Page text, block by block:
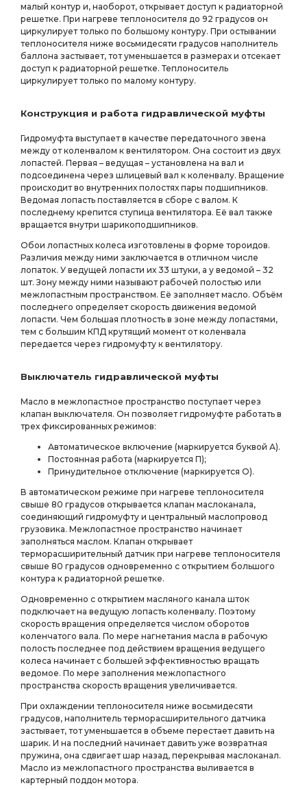
малый контур и, наоборот, открывает доступ к радиаторной
решетке. При нагреве теплоносителя до 92 градусов он
циркулирует только по большому контуру. При остывании
теплоносителя ниже восьмидесяти градусов наполнитель
баллона застывает, тот уменьшается в размерах и отсекает
доступ к радиаторной решетке. Теплоноситель
циркулирует только по малому контуру.
Конструкция и работа гидравлической муфты
Гидромуфта выступает в качестве передаточного звена
между от коленвалом к вентилятором. Она состоит из двух
лопастей. Первая – ведущая – установлена на вал и
подсоединена через шлицевый вал к коленвалу. Вращение
происходит во внутренних полостях пары подшипников.
Ведомая лопасть поставляется в сборе с валом. К
последнему крепится ступица вентилятора. Её вал также
вращается внутри шарикоподшипников.
Обои лопастных колеса изготовлены в форме тороидов.
Различия между ними заключается в отличном числе
лопаток. У ведущей лопасти их 33 штуки, а у ведомой – 32
шт. Зону между ними называют рабочей полостью или
межлопастным пространством. Её заполняет масло. Объём
последнего определяет скорость движения ведомой
лопасти. Чем большая плотность в зоне между лопастями,
тем с большим КПД крутящий момент от коленвала
передается через гидромуфту к вентилятору.
Выключатель гидравлической муфты
Масло в межлопастное пространство поступает через
клапан выключателя. Он позволяет гидромуфте работать в
трех фиксированных режимов:
Автоматическое включение (маркируется буквой А).
Постоянная работа (маркируется П);
Принудительное отключение (маркируется О).
В автоматическом режиме при нагреве теплоносителя
свыше 80 градусов открывается клапан маслоканала,
соединяющий гидромуфту и центральный маслопровод
грузовика. Межлопастное пространство начинает
заполняться маслом. Клапан открывает
терморасширительный датчик при нагреве теплоносителя
свыше 80 градусов одновременно с открытием большого
контура к радиаторной решетке.
Одновременно с открытием масляного канала шток
подключает на ведущую лопасть коленвалу. Поэтому
скорость вращения определяется числом оборотов
коленчатого вала. По мере нагнетания масла в рабочую
полость последнее под действием вращения ведущего
колеса начинает с большей эффективностью вращать
ведомое. По мере заполнения межлопастного
пространства скорость вращения увеличивается.
При охлаждении теплоносителя ниже восьмидесяти
градусов, наполнитель терморасширительного датчика
застывает, тот уменьшается в объеме перестает давить на
шарик. И на последний начинает давить уже возвратная
пружина, она сдвигает шар назад, перекрывая маслоканал.
Масло из межлопастного пространства выливается в
картерный поддон мотора.